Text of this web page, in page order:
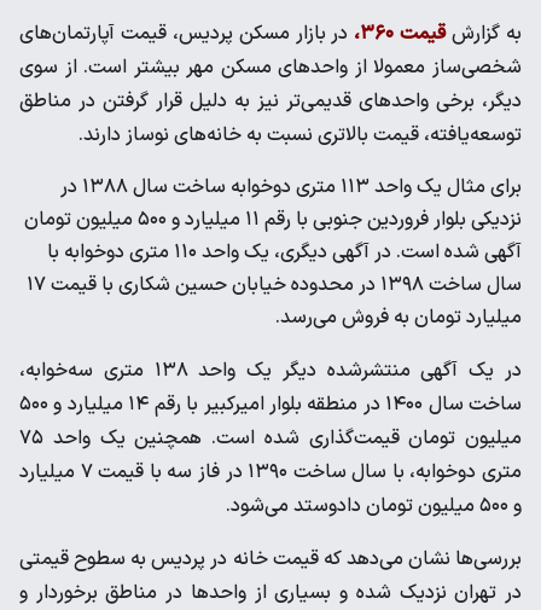
به گزارشقیمت ۳۶۰،
در بازار مسکن پردیس، قیمت آپارتمان‌های
شخصی‌ساز معمولا از واحدهای مسکن مهر بیشتر است. از سوی
دیگر، برخی واحدهای قدیمی‌تر نیز به دلیل قرار گرفتن در مناطق
توسعه‌یافته، قیمت بالاتری نسبت به خانه‌های نوساز دارند.
برای مثال یک واحد ۱۱۳ متری دوخوابه ساخت سال ۱۳۸۸ در
نزدیکی بلوار فروردین جنوبی با رقم ۱۱ میلیارد و ۵۰۰ میلیون تومان
آگهی شده است. در آگهی دیگری، یک واحد ۱۱۰ متری دوخوابه با
سال ساخت ۱۳۹۸ در محدوده خیابان حسین شکاری با قیمت ۱۷
میلیارد تومان به فروش می‌رسد.
در یک آگهی منتشرشده دیگر یک واحد ۱۳۸ متری سه‌‎خوابه،
ساخت سال ۱۴۰۰ در منطقه بلوار امیرکبیر با رقم ۱۴ میلیارد و ۵۰۰
میلیون تومان قیمت‌گذاری شده است. همچنین یک واحد ۷۵
متری دوخوابه، با سال ساخت ۱۳۹۰ در فاز سه با قیمت ۷ میلیارد
و ۵۰۰ میلیون تومان دادوستد می‌شود.
بررسی‌ها نشان می‌دهد که قیمت خانه در پردیس به سطوح قیمتی
در تهران نزدیک شده و بسیاری از واحدها در مناطق برخوردار و